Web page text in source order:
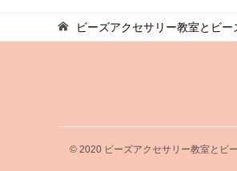
ビーズアクセサリー教室とビ
© 2020 ビーズアクセサリー教室とビ